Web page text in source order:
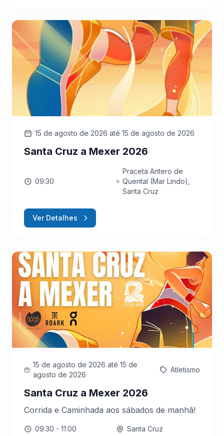
15 de agosto de 2026 até 15 de agosto de 2026
Santa Cruz a Mexer 2026
09:30
Praceta Antero de
Quental (Mar Lindo),
Santa Cruz
Ver Detalhes
15 de agosto de 2026 até 15 de
agosto de 2026
Atletismo
Santa Cruz a Mexer 2026
Corrida e Caminhada aos sábados de manhã!
09:30 - 11:00 Santa Cruz